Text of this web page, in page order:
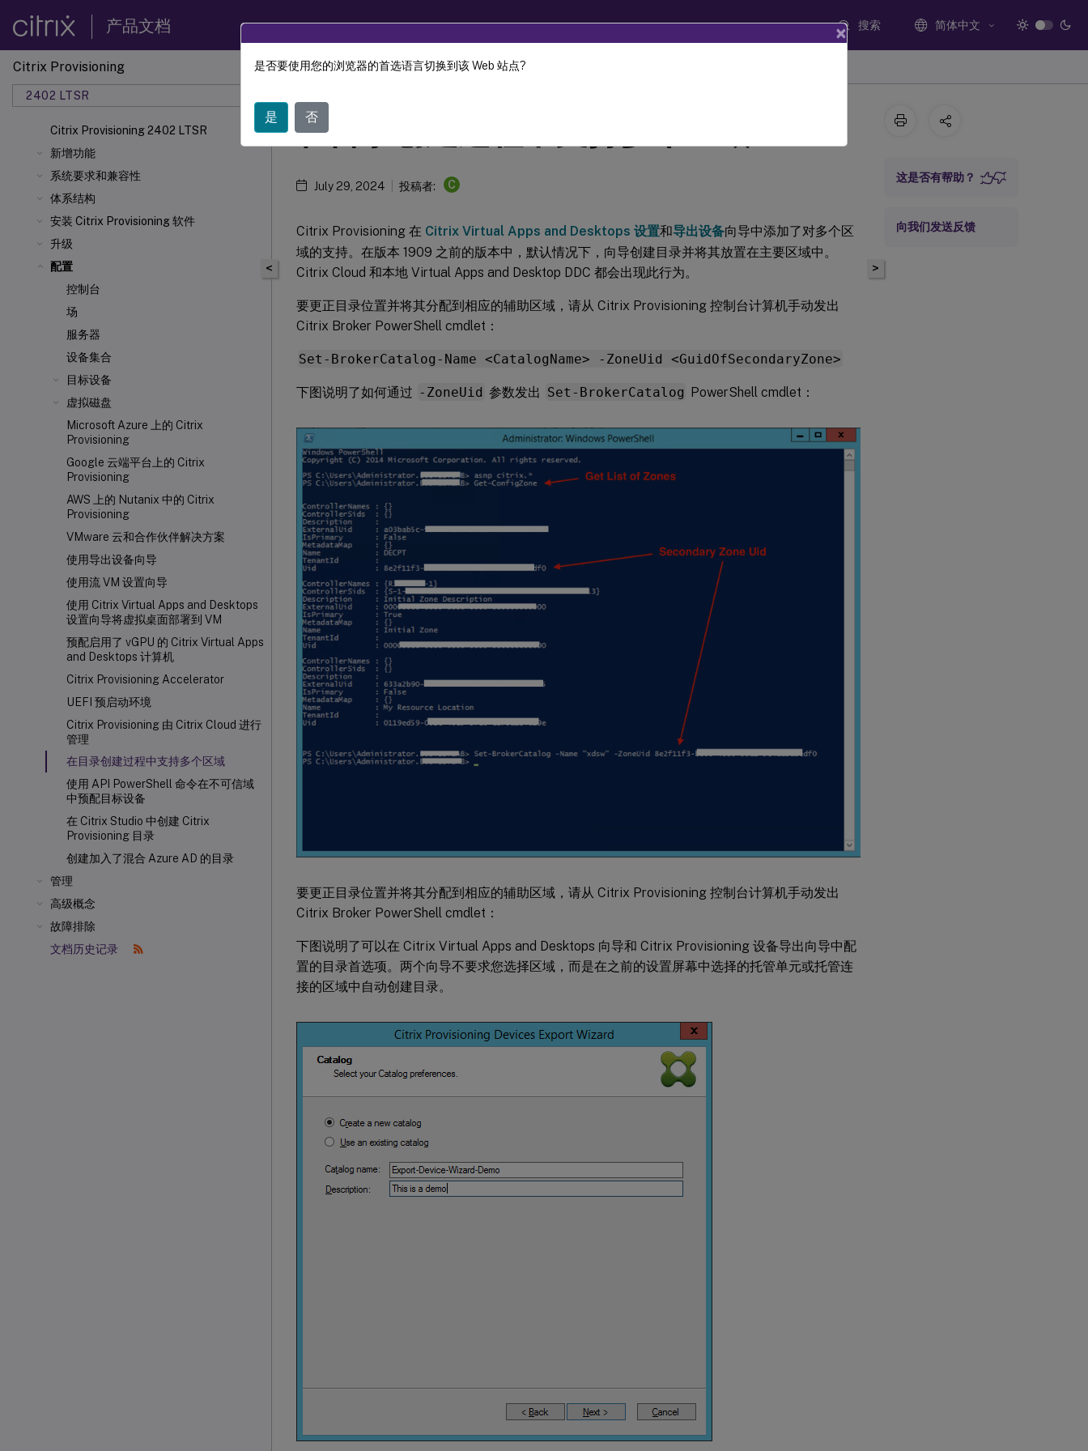
产品文档 搜索 简体中文
Citrix Provisioning
2402 LTSR
Citrix Provisioning 2402 LTSR
新增功能
系统要求和兼容性
体系结构
安装 Citrix Provisioning 软件
升级
配置
控制台
场
服务器
设备集合
目标设备
虚拟磁盘
Microsoft Azure 上的 Citrix
Provisioning
Google 云端平台上的 Citrix
Provisioning
AWS 上的 Nutanix 中的 Citrix
Provisioning
VMware 云和合作伙伴解决方案
使用导出设备向导
使用流 VM 设置向导
使用 Citrix Virtual Apps and Desktops
设置向导将虚拟桌面部署到 VM
预配启用了 vGPU 的 Citrix Virtual Apps
and Desktops 计算机
Citrix Provisioning Accelerator
UEFI 预启动环境
Citrix Provisioning 由 Citrix Cloud 进行
管理
在目录创建过程中支持多个区域
使用 API PowerShell 命令在不可信域
中预配目标设备
在 Citrix Studio 中创建 Citrix
Provisioning 目录
创建加入了混合 Azure AD 的目录
管理
高级概念
故障排除
文档历史记录
Citrix Provisioning Citrix Provisioning 2402 LTSR
<
在目录创建过程中支持多个区域
July 29, 2024 投稿者: C
Citrix Provisioning 在 Citrix Virtual Apps and Desktops 设置和导出设备向导中添加了对多个区
域的支持。在版本 1909 之前的版本中，默认情况下，向导创建目录并将其放置在主要区域中。
Citrix Cloud 和本地 Virtual Apps and Desktop DDC 都会出现此行为。
要更正目录位置并将其分配到相应的辅助区域，请从 Citrix Provisioning 控制台计算机手动发出
Citrix Broker PowerShell cmdlet：
Set-BrokerCatalog-Name <CatalogName> -ZoneUid <GuidOfSecondaryZone>
下图说明了如何通过 -ZoneUid 参数发出 Set-BrokerCatalog PowerShell cmdlet：
要更正目录位置并将其分配到相应的辅助区域，请从 Citrix Provisioning 控制台计算机手动发出
Citrix Broker PowerShell cmdlet：
下图说明了可以在 Citrix Virtual Apps and Desktops 向导和 Citrix Provisioning 设备导出向导中配
置的目录首选项。两个向导不要求您选择区域，而是在之前的设置屏幕中选择的托管单元或托管连
接的区域中自动创建目录。
>
这是否有帮助？
向我们发送反馈
×
是否要使用您的浏览器的首选语言切换到该 Web 站点?
是 否